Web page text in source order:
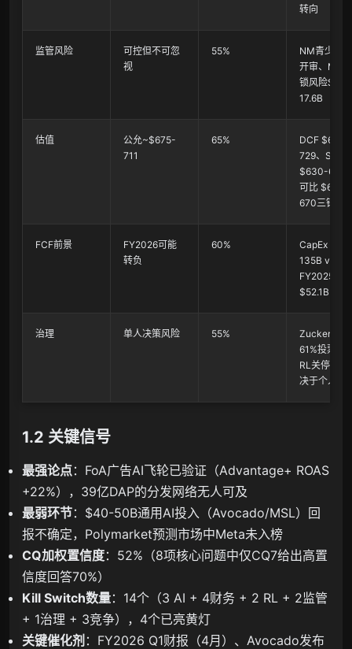
转向
监管风险
可控但不可忽
视
55%
NM青少年案
开审、MDL
锁风险$10-
17.6B
估值
公允~$675-
711
65%
DCF $653-
729、SOTP
$630-690
可比 $630-
670三锚收
FCF前景
FY2026可能
转负
60%
CapEx
135B vs
FY2025
$52.1B
治理 单人决策风险 55%
Zuckerberg
61%投票权
RL关停完全
决于个人意
1.2 关键信号
最强论点：FoA广告AI飞轮已验证（Advantage+ ROAS
+22%），39亿DAP的分发网络无人可及
最弱环节：$40-50B通用AI投入（Avocado/MSL）回
报不确定，Polymarket预测市场中Meta未入榜
CQ加权置信度：52%（8项核心问题中仅CQ7给出高置
信度回答70%）
Kill Switch数量：14个（3 AI + 4财务 + 2 RL + 2监管
+ 1治理 + 3竞争），4个已亮黄灯
关键催化剂 ：FY2026 Q1财报（4月）、Avocado发布